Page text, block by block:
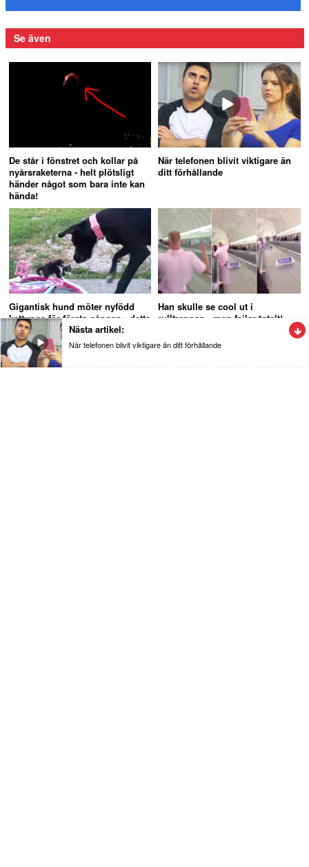
Se även
De står i fönstret och kollar på
nyårsraketerna - helt plötsligt
händer något som bara inte kan
hända!
När telefonen blivit viktigare än
ditt förhållande
Gigantisk hund möter nyfödd
kattunge för första gången - detta
måste du se!
Han skulle se cool ut i
rulltrappan - men failar totalt!
Nöje
Nästa artikel:
När telefonen blivit viktigare än ditt förhållande